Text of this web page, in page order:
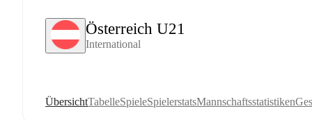
Österreich U21
International
ÜbersichtTabelleSpieleSpielerstatsMannschaftsstatistiken